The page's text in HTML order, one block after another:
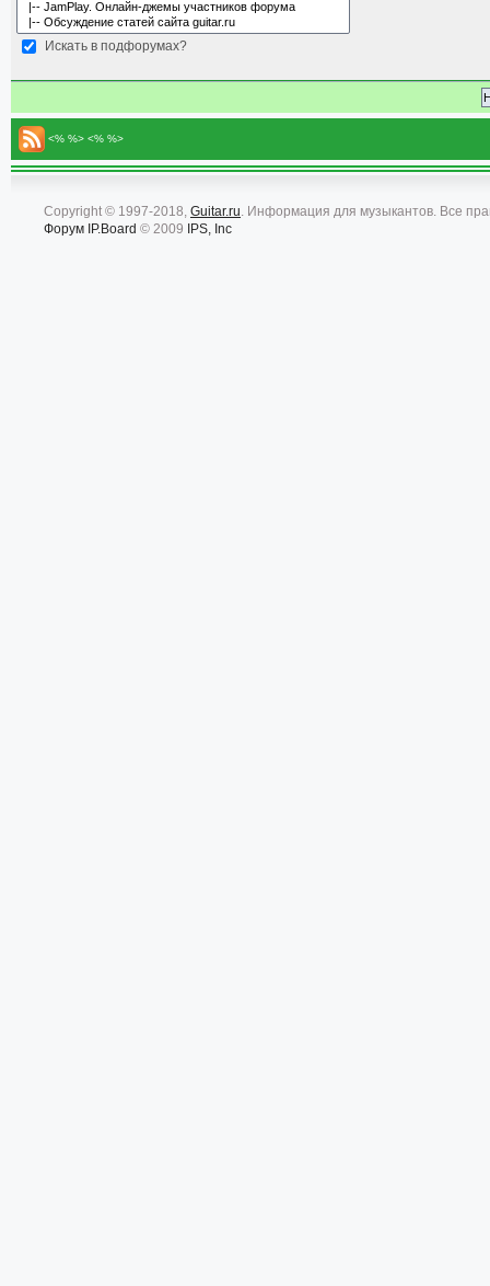
Искать в подфорумах?
<% %> <% %>
Copyright © 1997-2018, Guitar.ru. Информация для музыкантов. Все
Форум IP.Board © 2009 IPS, Inc